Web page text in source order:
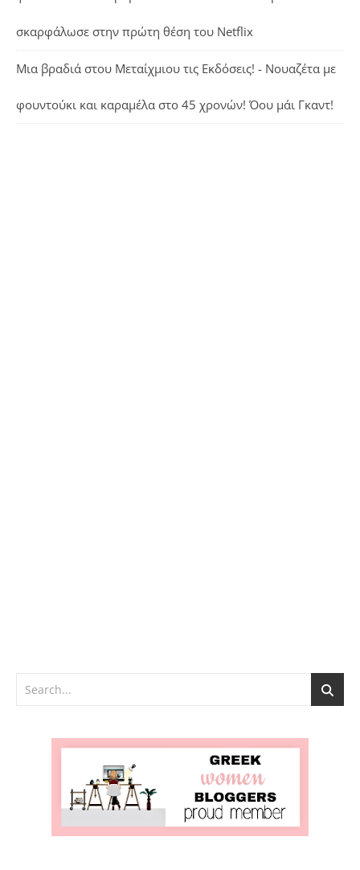
σκαρφάλωσε στην πρώτη θέση του Netflix
Μια βραδιά στου Μεταίχμιου τις Εκδόσεις! - Νουαζέτα με
φουντούκι και καραμέλα στο 45 χρονών! Όου μάι Γκαντ!